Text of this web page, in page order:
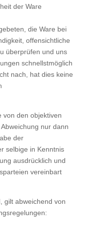
der Ware
die Ware bei
offensichtliche
überprüfen und uns
schnellstmöglich
nach, hat dies keine
von den objektiven
nur dann
der
selbige in Kenntnis
ausdrücklich und
vereinbart
gilt abweichend von